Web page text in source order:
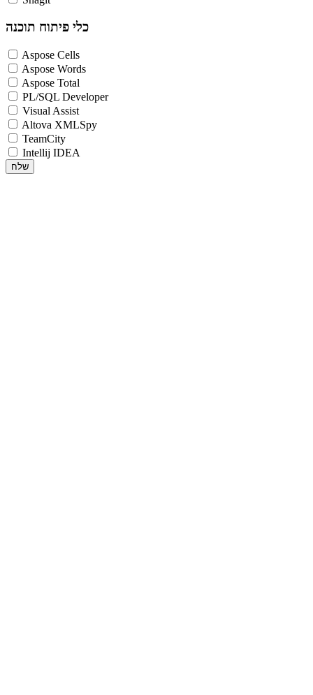
כלי פיתוח תוכנה
Aspose Cells
Aspose Words
Aspose Total
PL/SQL Developer
Visual Assist
Altova XMLSpy
TeamCity
Intellij IDEA